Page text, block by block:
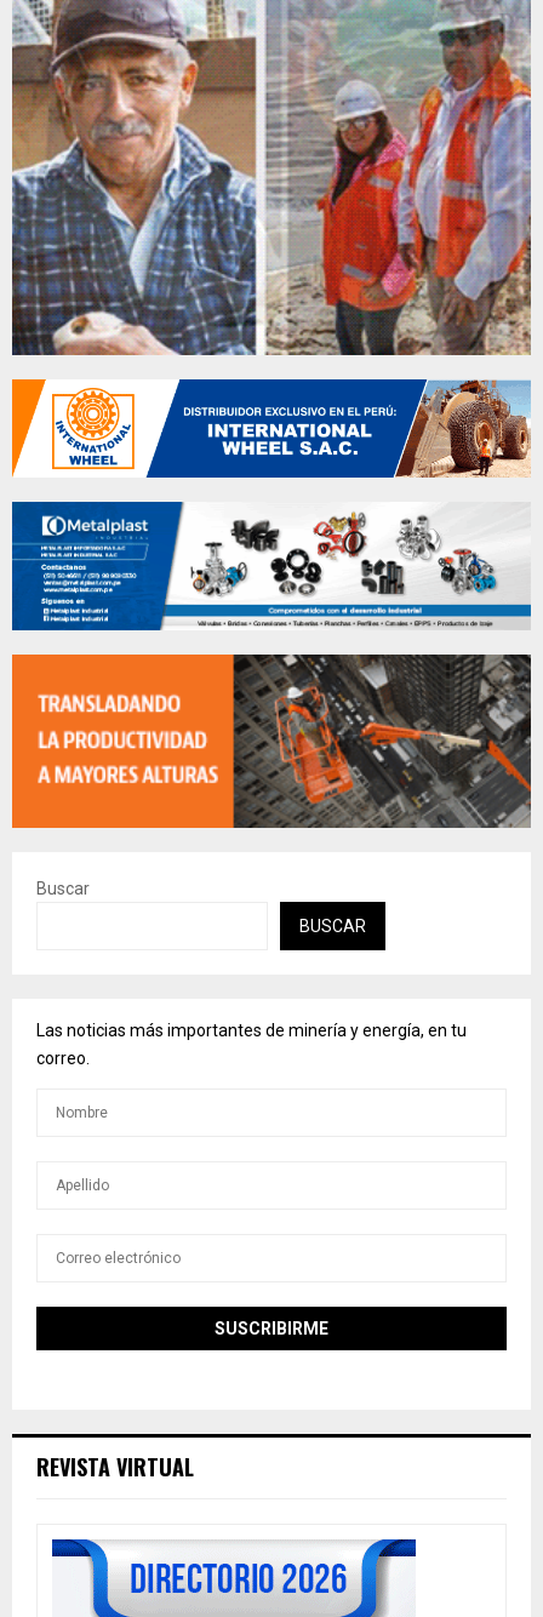
Buscar
BUSCAR
Las noticias más importantes de minería y energía, en tu
correo.
REVISTA VIRTUAL